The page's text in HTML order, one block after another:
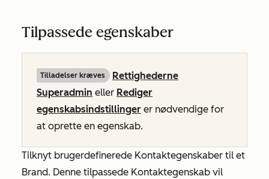
Tilpassede egenskaber
Tilladelser kræves
Rettighederne
Superadmin eller Rediger
egenskabsindstillinger er nødvendige for
at oprette en egenskab.
Tilknyt brugerdefinerede Kontaktegenskaber til et
Brand. Denne tilpassede Kontaktegenskab vil